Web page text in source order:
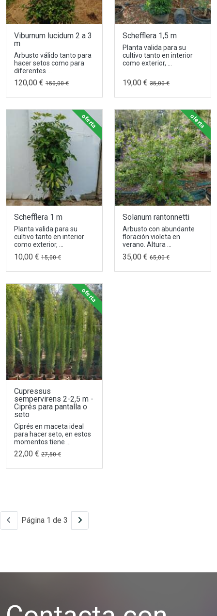
Viburnum lucidum 2 a 3
m
Arbusto válido tanto para
hacer setos como para
diferentes ...
120,00 € 150,00 €
Schefflera 1,5 m
Planta valida para su
cultivo tanto en interior
como exterior, ...
19,00 € 35,00 €
Schefflera 1 m
Planta valida para su
cultivo tanto en interior
como exterior, ...
10,00 € 15,00 €
oferta
Solanum rantonnetti
Arbusto con abundante
floración violeta en
verano. Altura ...
35,00 € 65,00 €
oferta
Cupressus
sempervirens 2-2,5 m -
Ciprés para pantalla o
seto
Ciprés en maceta ideal
para hacer seto, en estos
momentos tiene ...
22,00 € 27,50 €
oferta
Página 1 de 3